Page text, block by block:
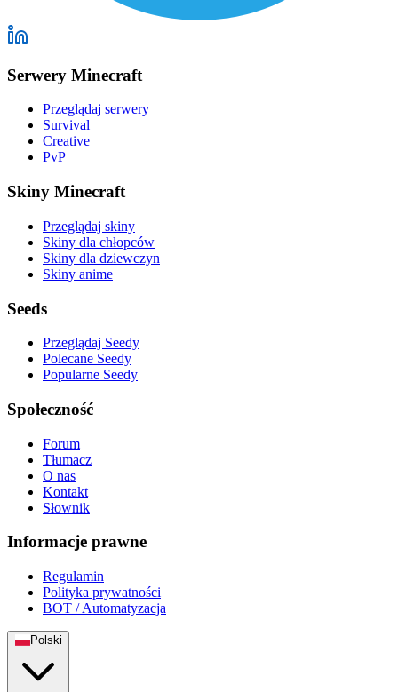
Serwery Minecraft
Przeglądaj serwery
Survival
Creative
PvP
Skiny Minecraft
Przeglądaj skiny
Skiny dla chłopców
Skiny dla dziewczyn
Skiny anime
Seeds
Przeglądaj Seedy
Polecane Seedy
Popularne Seedy
Społeczność
Forum
Tłumacz
O nas
Kontakt
Słownik
Informacje prawne
Regulamin
Polityka prywatności
BOT / Automatyzacja
Polski